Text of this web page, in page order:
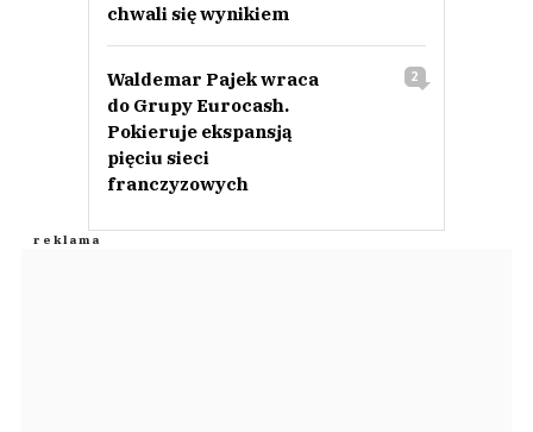
chwali się wynikiem
Waldemar Pajek wraca
do Grupy Eurocash.
Pokieruje ekspansją
pięciu sieci
franczyzowych
2